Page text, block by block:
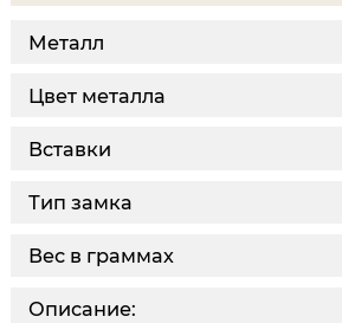
Металл
Цвет металла
Вставки
Тип замка
Описание:
Вес в граммах